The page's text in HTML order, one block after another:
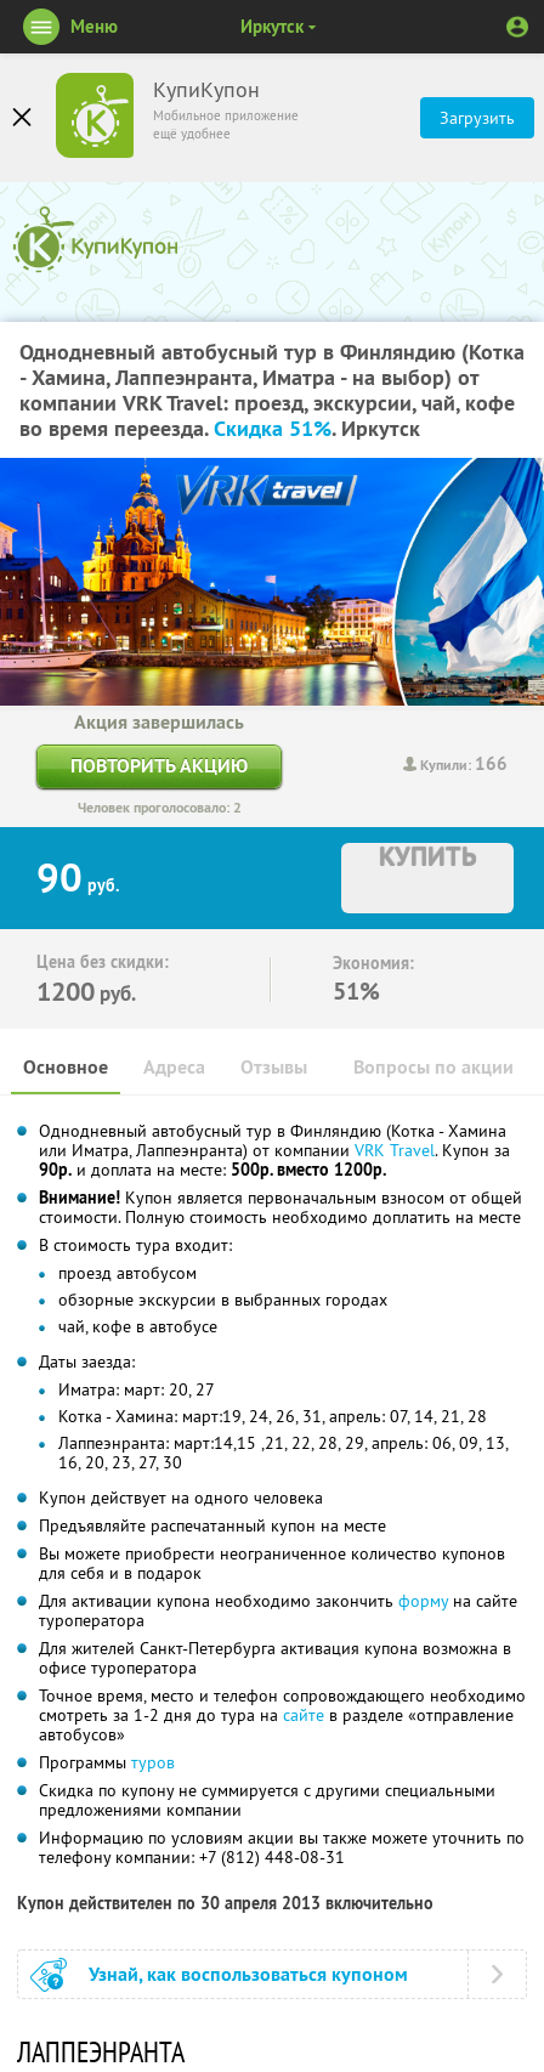
КупиКупон
Мобильное приложение
ещё удобнее
Загрузить
Меню Иркутск
Однодневный автобусный тур в Финляндию (Котка
- Хамина, Лаппеэнранта, Иматра - на выбор) от
компании VRK Travel: проезд, экскурсии, чай, кофе
во время переезда.Скидка 51%. Иркутск
Купили: 166
Акция завершилась
ПОВТОРИТЬ АКЦИЮ
Человек проголосовало: 2
90 руб.
КУПИТЬ
Цена без скидки:
1200 руб.
Экономия:
51%
Основное Отзывы Вопросы по акции
Адреса
Однодневный автобусный тур в Финляндию (Котка - Хамина
или Иматра, Лаппеэнранта) от компании VRK Travel. Купон за
90р. и доплата на месте: 500р. вместо 1200р.
Внимание! Купон является первоначальным взносом от общей
стоимости. Полную стоимость необходимо доплатить на месте
В стоимость тура входит:
проезд автобусом
обзорные экскурсии в выбранных городах
чай, кофе в автобусе
Даты заезда:
Иматра: март: 20, 27
Котка - Хамина: март:19, 24, 26, 31, апрель: 07, 14, 21, 28
Лаппеэнранта: март:14,15 ,21, 22, 28, 29, апрель: 06, 09, 13,
16, 20, 23, 27, 30
Купон действует на одного человека
Предъявляйте распечатанный купон на месте
Вы можете приобрести неограниченное количество купонов
для себя и в подарок
Для активации купона необходимо закончить формуна сайте
туроператора
Для жителей Санкт-Петербурга активация купона возможна в
офисе туроператора
Точное время, место и телефон сопровождающего необходимо
смотреть за 1-2 дня до тура на сайте в разделе «отправление
автобусов»
Программы туров
Скидка по купону не суммируется с другими специальными
предложениями компании
Информацию по условиям акции вы также можете уточнить по
телефону компании: +7 (812) 448-08-31
Купон действителен по 30 апреля 2013 включительно
Узнай, как воспользоваться купоном
ЛАППЕЭНРАНТА